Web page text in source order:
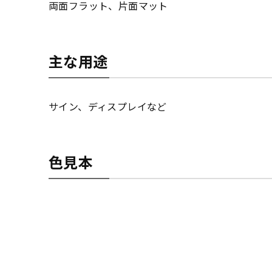
両面フラット、片面マット
主な用途
サイン、ディスプレイなど
色見本